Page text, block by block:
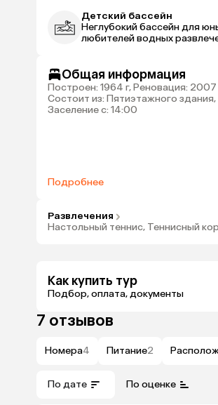
Детский бассейн
Неглубокий бассейн для
любителей водных
Общая информация
Построен: 1964 г, Реновация: 2007
Состоит из: Пятиэтажного здания,
Заселение с: 14:00
Подробнее
Развлечения
Настольный теннис, Теннисный
Как купить тур
Подбор, оплата, документы
7 отзывов
Номера4 Питание2
По дате По оценке